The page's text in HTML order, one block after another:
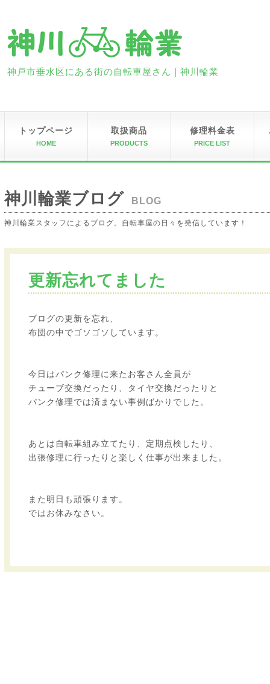
神戸市垂水区にある街の自転車屋さん | 神川輪業
トップページ
HOME
取扱商品
PRODUCTS
修理料金表
PRICE LIST
神川輪業ブログ BLOG
神川輪業スタッフによるブログ。自転車屋の日々を発信しています！
更新忘れてました
ブログの更新を忘れ、
布団の中でゴソゴソしています。
今日はパンク修理に来たお客さん全員が
チューブ交換だったり、タイヤ交換だったりと
パンク修理では済まない事例ばかりでした。
あとは自転車組み立てたり、定期点検したり、
出張修理に行ったりと楽しく仕事が出来ました。
また明日も頑張ります。
ではお休みなさい。